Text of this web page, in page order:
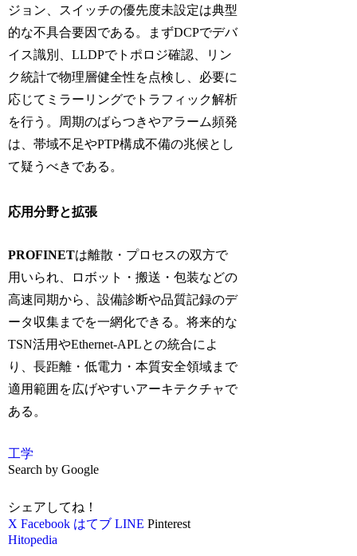
ジョン、スイッチの優先度未設定は典型
的な不具合要因である。まずDCPでデバ
イス識別、LLDPでトポロジ確認、リン
ク統計で物理層健全性を点検し、必要に
応じてミラーリングでトラフィック解析
を行う。周期のばらつきやアラーム頻発
は、帯域不足やPTP構成不備の兆候とし
て疑うべきである。
応用分野と拡張
PROFINETは離散・プロセスの双方で
用いられ、ロボット・搬送・包装などの
高速同期から、設備診断や品質記録のデ
ータ収集までを一網化できる。将来的な
TSN活用やEthernet-APLとの統合によ
り、長距離・低電力・本質安全領域まで
適用範囲を広げやすいアーキテクチャで
ある。
工学
Search by Google
シェアしてね！
X Facebook はてブ LINE Pinterest
Hitopedia